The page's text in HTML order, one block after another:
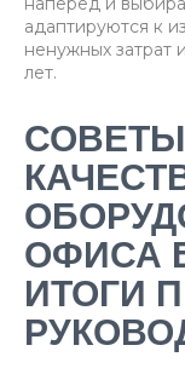
адаптируются к
ненужных затрат
лет.
ОФИСА
ИТОГИ